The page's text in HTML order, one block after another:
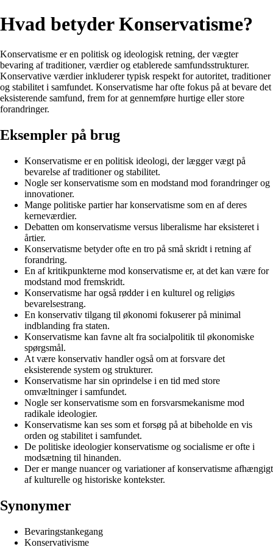
Hvad betyder Konservatisme?
Konservatisme er en politisk og ideologisk retning, der vægter
bevaring af traditioner, værdier og etablerede samfundsstrukturer.
Konservative værdier inkluderer typisk respekt for autoritet, traditioner
og stabilitet i samfundet. Konservatisme har ofte fokus på at bevare det
eksisterende samfund, frem for at gennemføre hurtige eller store
forandringer.
Eksempler på brug
Konservatisme er en politisk ideologi, der lægger vægt på
bevarelse af traditioner og stabilitet.
Nogle ser konservatisme som en modstand mod forandringer og
innovationer.
Mange politiske partier har konservatisme som en af deres
kerneværdier.
Debatten om konservatisme versus liberalisme har eksisteret i
årtier.
Konservatisme betyder ofte en tro på små skridt i retning af
forandring.
En af kritikpunkterne mod konservatisme er, at det kan være for
modstand mod fremskridt.
Konservatisme har også rødder i en kulturel og religiøs
bevarelsestrang.
En konservativ tilgang til økonomi fokuserer på minimal
indblanding fra staten.
Konservatisme kan favne alt fra socialpolitik til økonomiske
spørgsmål.
At være konservativ handler også om at forsvare det
eksisterende system og strukturer.
Konservatisme har sin oprindelse i en tid med store
omvæltninger i samfundet.
Nogle ser konservatisme som en forsvarsmekanisme mod
radikale ideologier.
Konservatisme kan ses som et forsøg på at bibeholde en vis
orden og stabilitet i samfundet.
De politiske ideologier konservatisme og socialisme er ofte i
modsætning til hinanden.
Der er mange nuancer og variationer af konservatisme afhængigt
af kulturelle og historiske kontekster.
Synonymer
Bevaringstankegang
Konservativisme